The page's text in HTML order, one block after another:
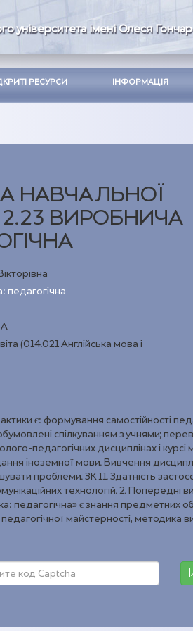
університета імені Олеся
РЕСУРСИ ІНФОРМАЦІЯ
НАВЧАЛЬНОЇ
ВИРОБНИЧА
педагогічна
(014.021 Англійська мова і
є: формування самостійності
спілкуванням з учнями;
педагогічних дисциплінах і
іноземної мови. Вивчення
проблеми. ЗК 11. Здатність
технологій. 2.
педагогічна» є знання предметних
майстерності, методика